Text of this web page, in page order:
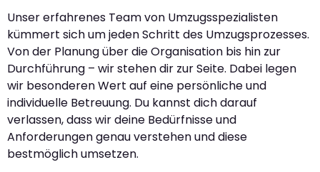
Unser erfahrenes Team von Umzugsspezialisten
kümmert sich um jeden Schritt des Umzugsprozesses.
Von der Planung über die Organisation bis hin zur
Durchführung – wir stehen dir zur Seite. Dabei legen
wir besonderen Wert auf eine persönliche und
individuelle Betreuung. Du kannst dich darauf
verlassen, dass wir deine Bedürfnisse und
Anforderungen genau verstehen und diese
bestmöglich umsetzen.